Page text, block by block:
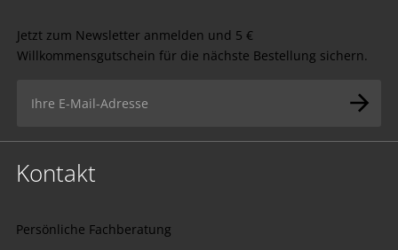
Jetzt zum Newsletter anmelden und 5 €
Willkommensgutschein für die nächste Bestellung sichern.
Kontakt
Persönliche Fachberatung